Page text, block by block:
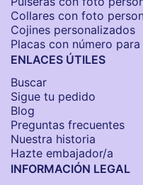
Collares con foto
Cojines personalizados
Placas con número para
ENLACES ÚTILES
Buscar
Sigue tu pedido
Blog
Preguntas frecuentes
Nuestra historia
Hazte embajador/a
INFORMACIÓN LEGAL